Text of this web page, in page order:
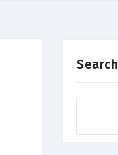
Search